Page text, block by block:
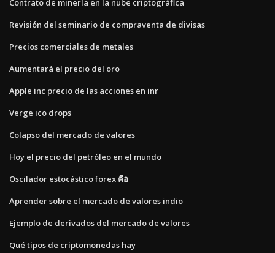
Contrato de minería en la nube criptográfica
Revisión del seminario de compraventa de divisas
Precios comerciales de metales
Aumentará el precio del oro
Apple inc precio de las acciones en inr
Verge ico drops
Colapso del mercado de valores
Hoy el precio del petróleo en el mundo
Oscilador estocástico forex คือ
Aprender sobre el mercado de valores indio
Ejemplo de derivados del mercado de valores
Qué tipos de criptomonedas hay